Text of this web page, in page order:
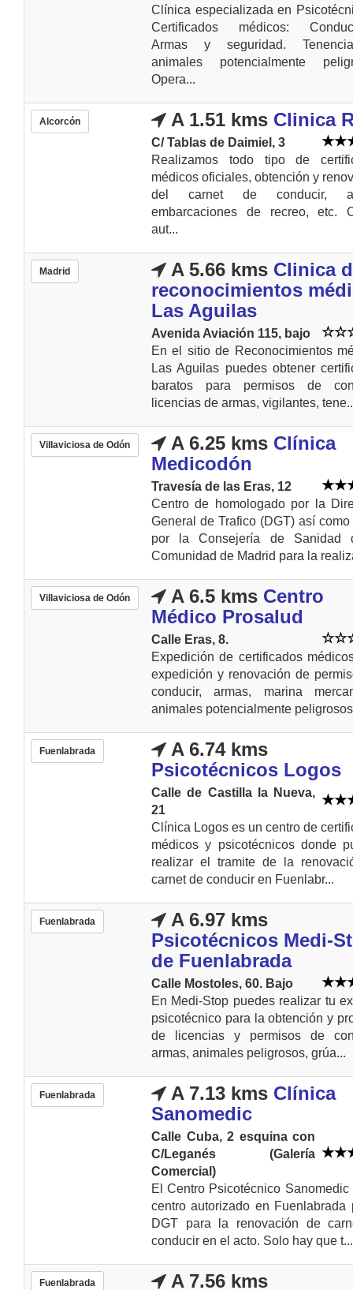
Clínica especializada en
Certificados médicos:
Armas y seguridad.
animales potencialmente
Opera...
Alcorcón A 1.51 kms Clinica
C/ Tablas de Daimiel, 3
Realizamos todo tipo de
médicos oficiales, obtención y
del carnet de conducir,
embarcaciones de recreo, etc.
aut...
Madrid A 5.66 kms Clinica
reconocimientos
Las Aguilas
Avenida Aviación 115, bajo
En el sitio de Reconocimientos
Las Aguilas puedes obtener
baratos para permisos de
licencias de armas, vigilantes,
Villaviciosa de Odón A 6.25 kms Clínica
Medicodón
Travesía de las Eras, 12
Centro de homologado por la
General de Trafico (DGT) así como
por la Consejería de Sanidad
Comunidad de Madrid para la
Villaviciosa de Odón A 6.5 kms Centro
Médico Prosalud
Calle Eras, 8.
Expedición de certificados
expedición y renovación de
conducir, armas, marina
animales potencialmente
Fuenlabrada
A 6.74 kms
Psicotécnicos Logos
Calle de Castilla la Nueva,
21
Clínica Logos es un centro de
médicos y psicotécnicos donde
realizar el tramite de la
carnet de conducir en Fuenlabr...
Fuenlabrada
A 6.97 kms
Psicotécnicos Medi-
de Fuenlabrada
Calle Mostoles, 60. Bajo
En Medi-Stop puedes realizar tu
psicotécnico para la obtención y
de licencias y permisos de
armas, animales peligrosos, grúa...
Fuenlabrada A 7.13 kms Clínica
Sanomedic
Calle Cuba, 2 esquina con
C/Leganés (Galería
Comercial)
El Centro Psicotécnico Sanomedic
centro autorizado en Fuenlabrada
DGT para la renovación de
conducir en el acto. Solo hay que t...
Fuenlabrada A 7.56 kms